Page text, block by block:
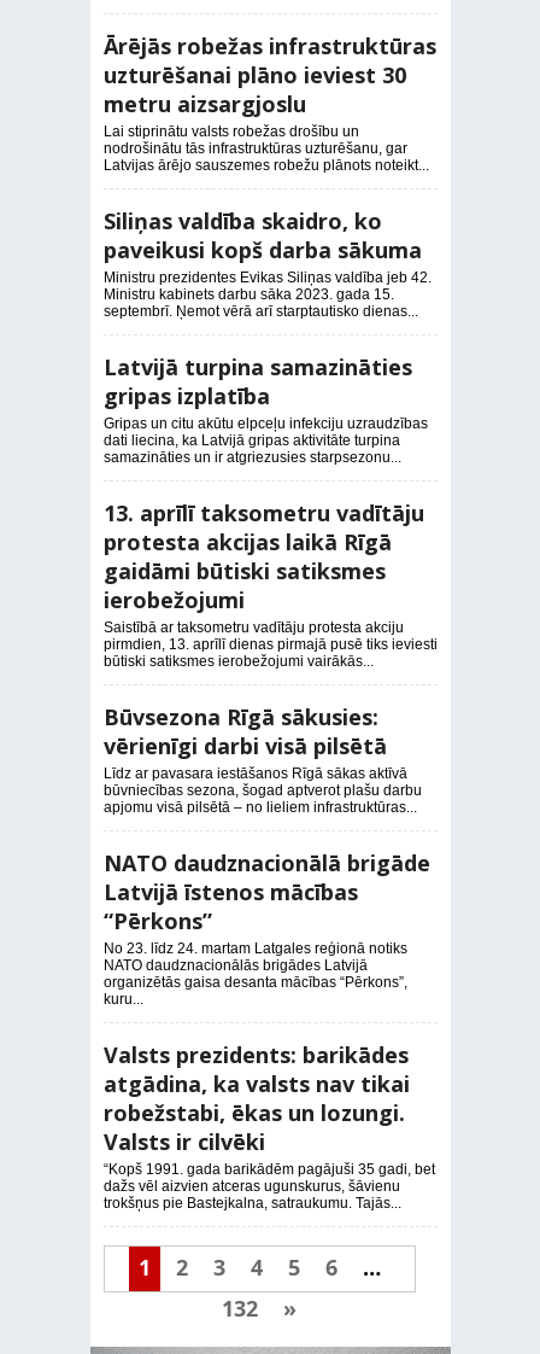
Ārējās robežas infrastruktūras
uzturēšanai plāno ieviest 30
metru aizsargjoslu
Lai stiprinātu valsts robežas drošību un
nodrošinātu tās infrastruktūras uzturēšanu, gar
Latvijas ārējo sauszemes robežu plānots noteikt...
Siliņas valdība skaidro, ko
paveikusi kopš darba sākuma
Ministru prezidentes Evikas Siliņas valdība jeb 42.
Ministru kabinets darbu sāka 2023. gada 15.
septembrī. Ņemot vērā arī starptautisko dienas...
Latvijā turpina samazināties
gripas izplatība
Gripas un citu akūtu elpceļu infekciju uzraudzības
dati liecina, ka Latvijā gripas aktivitāte turpina
samazināties un ir atgriezusies starpsezonu...
13. aprīlī taksometru vadītāju
protesta akcijas laikā Rīgā
gaidāmi būtiski satiksmes
ierobežojumi
Saistībā ar taksometru vadītāju protesta akciju
pirmdien, 13. aprīlī dienas pirmajā pusē tiks ieviesti
būtiski satiksmes ierobežojumi vairākās...
Būvsezona Rīgā sākusies:
vērienīgi darbi visā pilsētā
Līdz ar pavasara iestāšanos Rīgā sākas aktīvā
būvniecības sezona, šogad aptverot plašu darbu
apjomu visā pilsētā – no lieliem infrastruktūras...
NATO daudznacionālā brigāde
Latvijā īstenos mācības
“Pērkons”
No 23. līdz 24. martam Latgales reģionā notiks
NATO daudznacionālās brigādes Latvijā
organizētās gaisa desanta mācības “Pērkons”,
kuru...
Valsts prezidents: barikādes
atgādina, ka valsts nav tikai
robežstabi, ēkas un lozungi.
Valsts ir cilvēki
“Kopš 1991. gada barikādēm pagājuši 35 gadi, bet
dažs vēl aizvien atceras ugunskurus, šāvienu
trokšņus pie Bastejkalna, satraukumu. Tajās...
1 2 3 4 5 6
…
132
»